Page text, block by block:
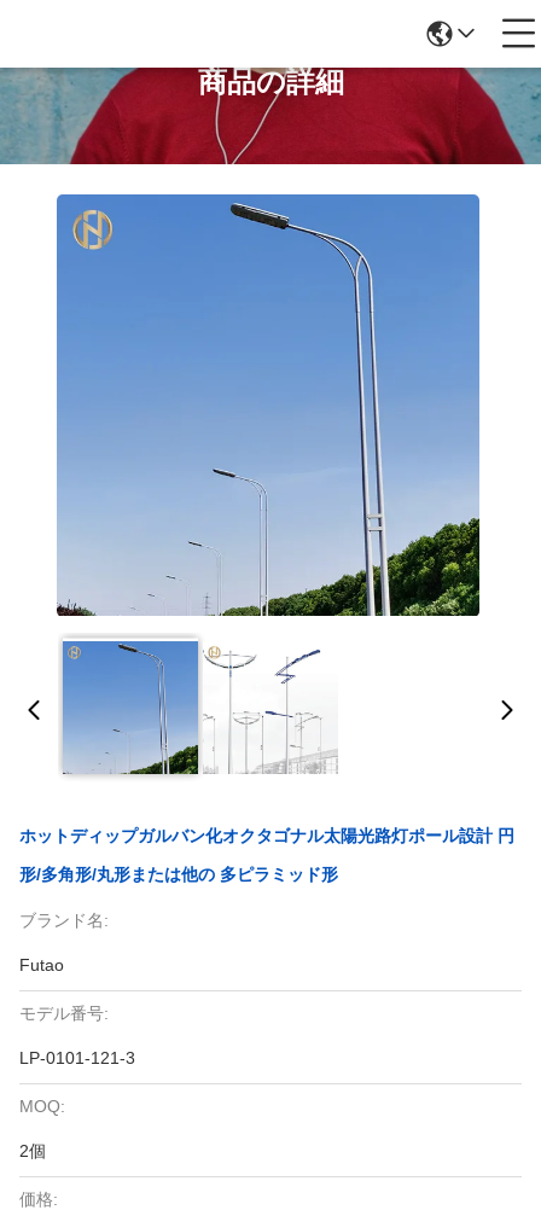
商品の詳細
ホットディップガルバン化オクタゴナル太陽光路灯ポール設計 円
形/多角形/丸形または他の 多ピラミッド形
ブランド名:
Futao
モデル番号:
LP-0101-121-3
MOQ:
2個
価格: